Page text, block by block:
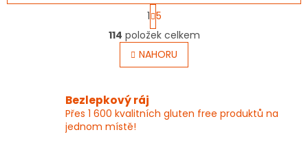
O
v
l
á
c
í
S
t
r
á
n
k
n
1 5
114 položek celkem
NAHORU
Bezlepkový ráj
Přes 1 600 kvalitních gluten free produktů na
jednom místě!